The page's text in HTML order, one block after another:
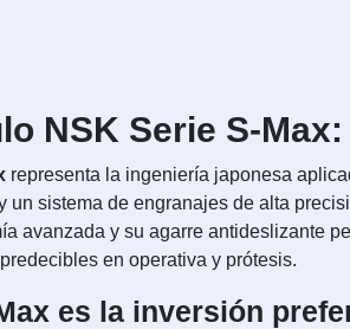
NSK Serie S-
representa la ingeniería japonesa
un sistema de engranajes de alta
avanzada y su agarre antideslizante
en operativa y prótesis.
es la inversión